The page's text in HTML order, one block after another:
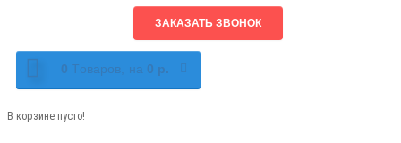
ЗАКАЗАТЬ ЗВОНОК
0 Tоваров, на 0 р.
В корзине пусто!